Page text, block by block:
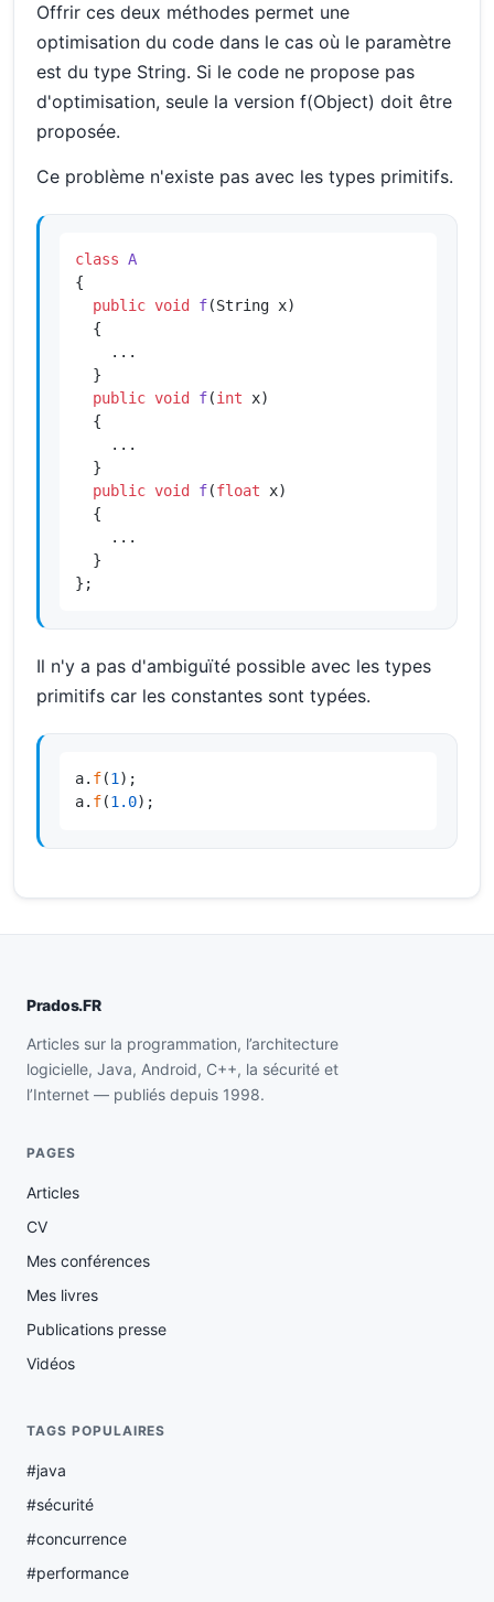
Offrir ces deux méthodes permet une
optimisation du code dans le cas où le paramètre
est du type String. Si le code ne propose pas
d'optimisation, seule la version f(Object) doit être
proposée.
Ce problème n'existe pas avec les types primitifs.
class A
{
public void f(String x)
{
    ...
  }
public void f(int x)
{
    ...
  }
public void f(float x)
{
    ...
  }
};
Il n'y a pas d'ambiguïté possible avec les types
primitifs car les constantes sont typées.
a. f(1);
a. f(1.0);
Prados.FR
Articles sur la programmation, l’architecture
logicielle, Java, Android, C++, la sécurité et
l’Internet — publiés depuis 1998.
PAGES
Articles
CV
Mes conférences
Mes livres
Publications presse
Vidéos
TAGS POPULAIRES
#java
#sécurité
#concurrence
#performance